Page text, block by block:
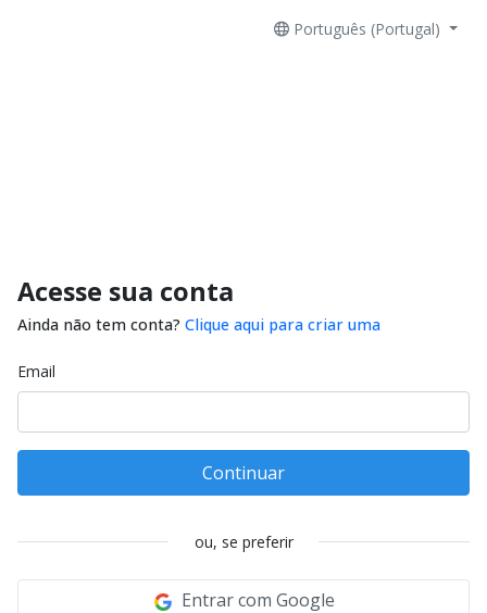
Português (Portugal)
Acesse sua conta
Ainda não tem conta? Clique aqui para criar uma
Email
Continuar
ou, se preferir
Entrar com Google